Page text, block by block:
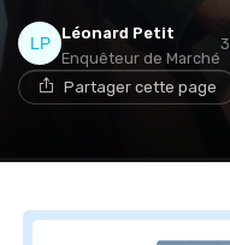
Léonard Petit
Enquêteur de Marché
Partager cette page